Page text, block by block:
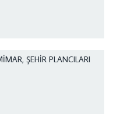
ŞEHİR PLANCILARI